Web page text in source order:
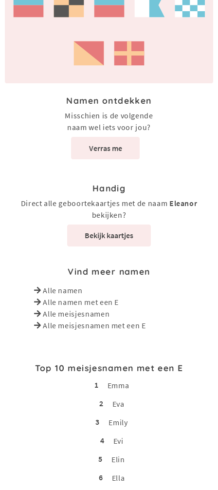
Namen ontdekken
Misschien is de volgende
naam wel iets voor jou?
Verras me
Handig
Direct alle geboortekaartjes met de naam Eleanor
bekijken?
Bekijk kaartjes
Vind meer namen
Alle namen
Alle namen met een E
Alle meisjesnamen
Alle meisjesnamen met een E
Top 10 meisjesnamen met een E
1
Emma
2
Eva
3
Emily
4
Evi
5
Elin
6
Ella